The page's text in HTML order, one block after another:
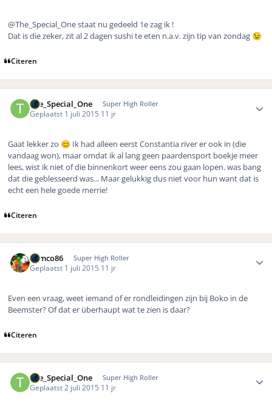
@The_Special_One staat nu gedeeld 1e zag ik !
Dat is die zeker, zit al 2 dagen sushi te eten n.a.v. zijn tip van zondag 😉
Citeren
The_Special_One Super High Roller
Geplaatst 1 juli 2015 11 jr
Gaat lekker zo 😊 Ik had alleen eerst Constantia river er ook in (die
vandaag won), maar omdat ik al lang geen paardensport boekje meer
lees, wist ik niet of die binnenkort weer eens zou gaan lopen. was bang
dat die geblesseerd was... Maar gelukkig dus niet voor hun want dat is
echt een hele goede merrie!
Citeren
Remco86 Super High Roller
Geplaatst 1 juli 2015 11 jr
Even een vraag, weet iemand of er rondleidingen zijn bij Boko in de
Beemster? Of dat er überhaupt wat te zien is daar?
Citeren
The_Special_One Super High Roller
Geplaatst 2 juli 2015 11 jr